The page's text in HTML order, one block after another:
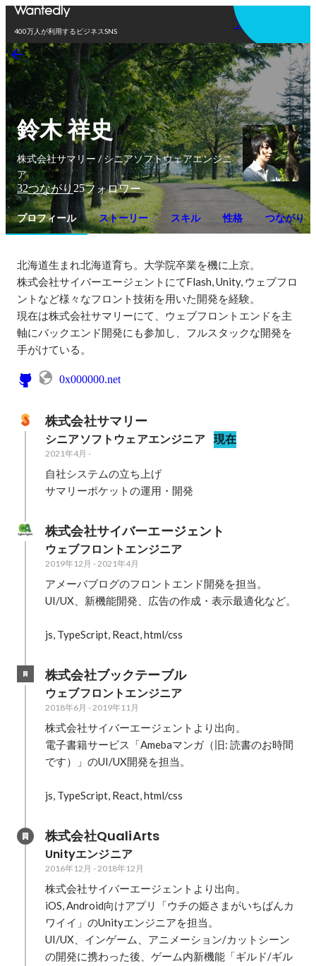
400万人が利用するビジネスSNS
アプリを使う
鈴木 祥史
株式会社サマリー / シニアソフトウェアエンジニ
ア
32つながり 25フォロワー
プロフィール ストーリー スキル 性格 つながり
北海道生まれ北海道育ち。大学院卒業を機に上京。
株式会社サイバーエージェントにてFlash, Unity, ウェブフロ
ントなど様々なフロント技術を用いた開発を経験。
現在は株式会社サマリーにて、ウェブフロントエンドを主
軸にバックエンド開発にも参加し、フルスタックな開発を
手がけている。
0x000000.net
株式会社サマリー
シニアソフトウェアエンジニア 現在
2021年4月 -
自社システムの立ち上げ
サマリーポケットの運用・開発
株式会社サイバーエージェント
ウェブフロントエンジニア
2019年12月 -2021年4月
アメーバブログのフロントエンド開発を担当。
UI/UX、新機能開発、広告の作成・表示最適化など。
js, TypeScript, React, html/css
株式会社ブックテーブル
ウェブフロントエンジニア
2018年6月 -2019年11月
株式会社サイバーエージェントより出向。
電子書籍サービス「Amebaマンガ（旧: 読書のお時間
です）」のUI/UX開発を担当。
js, TypeScript, React, html/css
株式会社QualiArts
Unityエンジニア
2016年12月 -2018年12月
株式会社サイバーエージェントより出向。
iOS, Android向けアプリ「ウチの姫さまがいちばんカ
ワイイ」のUnityエンジニアを担当。
UI/UX、インゲーム、アニメーション/カットシーン
の開発に携わった後、ゲーム内新機能「ギルド/ギル